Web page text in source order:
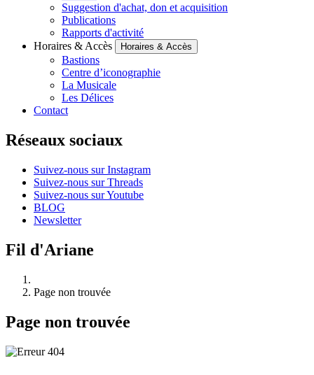
Suggestion d'achat, don et acquisition
Publications
Rapports d'activité
Horaires & Accès
Horaires & Accès
Bastions
Centre d’iconographie
La Musicale
Les Délices
Contact
Réseaux sociaux
Suivez-nous sur Instagram
Suivez-nous sur Threads
Suivez-nous sur Youtube
BLOG
Newsletter
Fil d'Ariane
Page non trouvée
Page non trouvée